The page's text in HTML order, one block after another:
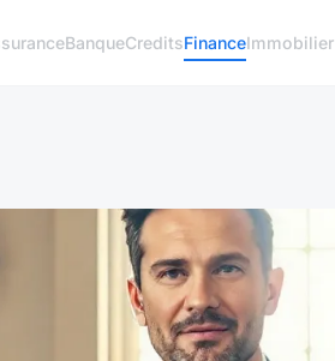
BanqueCreditsFinanceImmobilier